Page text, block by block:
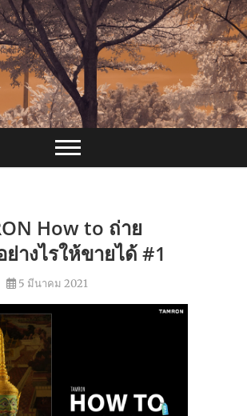
How to ถ่าย
างไรให้ขายได้ #1
5 มีนาคม 2021